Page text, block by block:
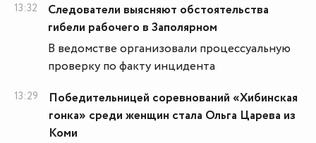
13:32
Следователи выясняют обстоятельства
гибели рабочего в Заполярном
В ведомстве организовали процессуальную
проверку по факту инцидента
13:29
Победительницей соревнований «Хибинская
гонка» среди женщин стала Ольга Царева из
Коми